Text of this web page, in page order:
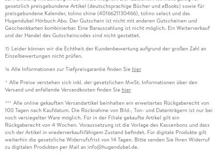
gesetzlich preisgebundene Artikel (deutschsprachige Bücher und eBooks) sowie für
preisgebundene Kalender, tolino shine (4016621130466), tolino select und das
Hugendubel Hörbuch Abo. Der Gutschein ist nicht mit anderen Gutscheinen und
Geschenkkarten kombinierbar. Eine Barauszahlung ist nicht möglich. Ein Weiterverkauf
und der Handel des Gutscheincodes sind nicht gestattet.
15 Leider können wir die Echtheit der Kundenbewertung aufgrund der großen Zahl an
Einzelbewertungen nicht prüfen.
16 Alle Informationen zur Tiefpreisgarantie finden Sie hier
* Alle Preise verstehen sich inkl. der gesetzlichen MwSt. Informationen über den
Versand und anfallende Versandkosten finden Sie hier
*** Alle online gekauften Versandartikel beinhalten ein erweitertes Rückgaberecht von
100 Tagen nach Kaufdatum. Die Rücknahme von Bild-, Ton- und Datenträgern ist nur bei
noch versiegelter Ware möglich. Für in der Filiale gekaufte Artikel gilt ein
Rückgaberecht von 4 Wochen. Voraussetzung ist die Vorlage des Kassenbons und dass
sich der Artikel in wiederverkaufsfähigem Zustand befindet. Für digitale Produkte gilt
weiterhin die gesetzliche Widerrufsfrist von 14 Tagen. Bitte senden Sie Ihren Widerruf
zu digitalen Produkten per Mail an info@hugendubel.de.